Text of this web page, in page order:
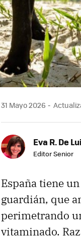
31 Mayo 2026
Eva R. De
Editor Senior
España tiene
guardián, que
perimetrando
vitaminado.